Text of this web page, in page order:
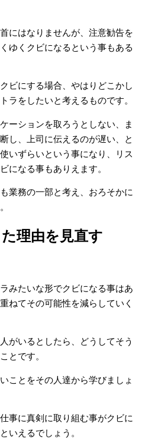
にはなりませんが、注意勧告を
ゆくクビになるという事もある
ビにする場合、やはりどこかし
ラをしたいと考えるものです。
ーションを取ろうとしない、ま
し、上司に伝えるのが遅い、と
いずらいという事になり、リス
になる事もありえます。
業務の一部と考え、おろそかに
理由を見直す
みたいな形でクビになる事はあ
ねてその可能性を減らしていく
がいるとしたら、どうしてそう
とです。
ことをその人達から学びましょ
事に真剣に取り組む事がクビに
いえるでしょう。